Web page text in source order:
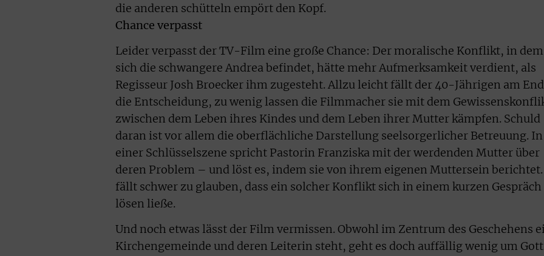
die anderen schütteln empört den Kopf.
Chance verpasst
Leider verpasst der TV-Film eine große Chance: Der moralische Konflikt, in dem
sich die schwangere Andrea befindet, hätte mehr Aufmerksamkeit verdient, als
Regisseur Josh Broecker ihm zugesteht. Allzu leicht fällt der 40-Jährigen am
die Entscheidung, zu wenig lassen die Filmmacher sie mit dem
zwischen dem Leben ihres Kindes und dem Leben ihrer Mutter kämpfen. Schuld
daran ist vor allem die oberflächliche Darstellung seelsorgerlicher Betreuung. In
einer Schlüsselszene spricht Pastorin Franziska mit der werdenden Mutter über
deren Problem – und löst es, indem sie von ihrem eigenen Muttersein berichtet.
fällt schwer zu glauben, dass ein solcher Konflikt sich in einem kurzen Gespräch
lösen ließe.
Und noch etwas lässt der Film vermissen. Obwohl im Zentrum des Geschehens
Kirchengemeinde und deren Leiterin steht, geht es doch auffällig wenig um